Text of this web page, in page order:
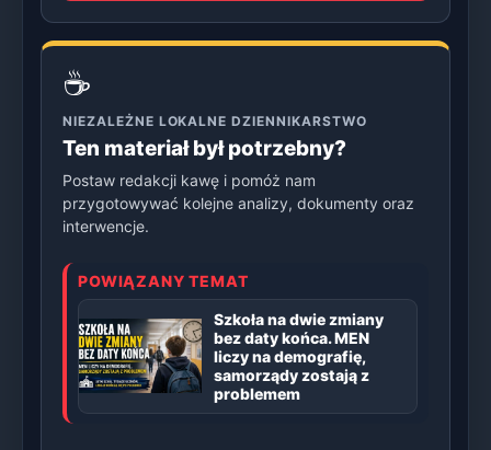
☕
NIEZALEŻNE LOKALNE DZIENNIKARSTWO
Ten materiał był potrzebny?
Postaw redakcji kawę i pomóż nam
przygotowywać kolejne analizy, dokumenty oraz
interwencje.
POWIĄZANY TEMAT
Szkoła na dwie zmiany
bez daty końca. MEN
liczy na demografię,
samorządy zostają z
problemem